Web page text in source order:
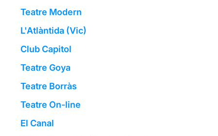
Teatre Modern
L'Atlàntida (Vic)
Club Capitol
Teatre Goya
Teatre Borràs
Teatre On-line
El Canal